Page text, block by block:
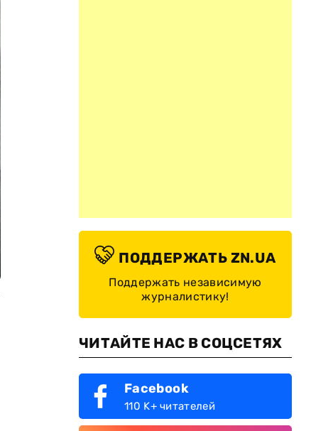
ПОДДЕРЖАТЬ ZN.UA
Поддержать независимую
журналистику!
ЧИТАЙТЕ НАС В СОЦСЕТЯХ
Facebook
110 K+ читателей